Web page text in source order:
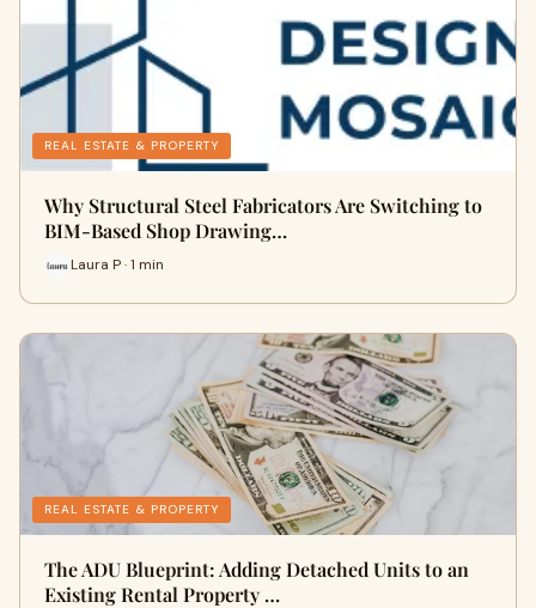
REAL ESTATE & PROPERTY
Why Structural Steel Fabricators Are Switching to
BIM-Based Shop Drawing…
Laura P · 1 min
REAL ESTATE & PROPERTY
The ADU Blueprint: Adding Detached Units to an
Existing Rental Property …